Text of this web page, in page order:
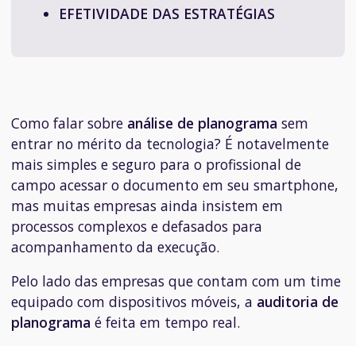
EFETIVIDADE DAS ESTRATÉGIAS
Como falar sobre análise de planograma sem
entrar no mérito da tecnologia? É notavelmente
mais simples e seguro para o profissional de
campo acessar o documento em seu smartphone,
mas muitas empresas ainda insistem em
processos complexos e defasados para
acompanhamento da execução.
Pelo lado das empresas que contam com um time
equipado com dispositivos móveis, a auditoria de
planograma é feita em tempo real.